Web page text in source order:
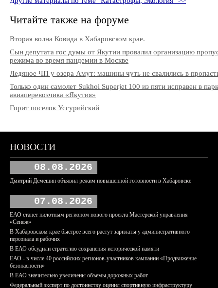
Читайте также на форуме
Вторая волна Ковида в Хабаровском крае.
Сын депутата гос думы от Якутии провалил организацию
режима во время пандемии в Москве
Ледяное ЧП у озера Амут: машины чуть не свалились в
Только один самолет Sukhoi Superjet 100 из пяти исправен в
авиаперевозчика «Якутия»
Горит поселок Уссурийский
НОВОСТИ
08.08.2026
Дмитрий Демешин объявил режим повышенной готовности в Хабаровске
07.08.2026
ЕАО станет пилотным регионом нового проекта Мастерской управления
«Сенеж»
В Хабаровском крае быстрее всего растут зарплаты у административного
персонала и рабочих
В ЕАО обсудили стратегию сохранения исторической памяти
ЕАО - в числе 40 российских регионов-участников кампании «Продвижение
безопасности»
В ЕАО значительно увеличены объемы дорожных работ
Федеральный эксперт по достоинству оценил спортивную инфраструктуру